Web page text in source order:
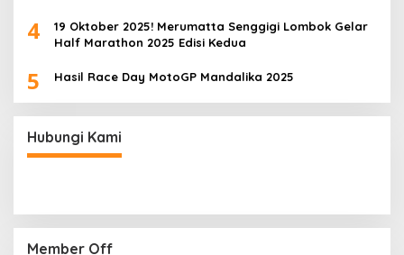
4
19 Oktober 2025! Merumatta Senggigi Lombok Gelar
Half Marathon 2025 Edisi Kedua
5 Hasil Race Day MotoGP Mandalika 2025
Hubungi Kami
Member Off